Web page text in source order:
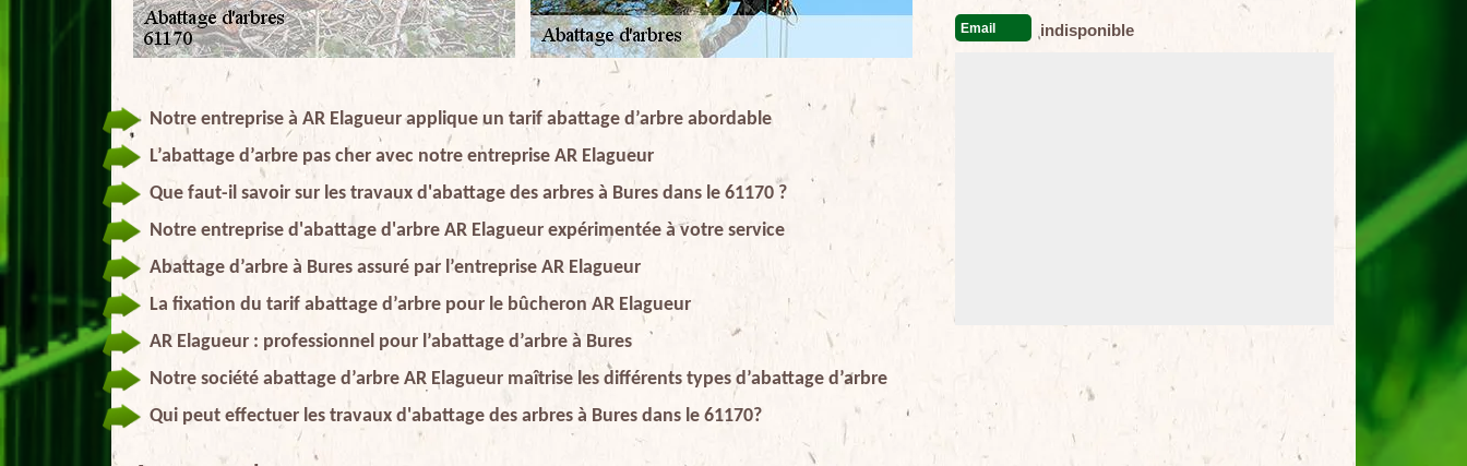
Notre entreprise à AR Elagueur applique un tarif abattage d’arbre abordable
L’abattage d’arbre pas cher avec notre entreprise AR Elagueur
Que faut-il savoir sur les travaux d'abattage des arbres à Bures dans le 61170 ?
Notre entreprise d'abattage d'arbre AR Elagueur expérimentée à votre service
Abattage d’arbre à Bures assuré par l’entreprise AR Elagueur
La fixation du tarif abattage d’arbre pour le bûcheron AR Elagueur
AR Elagueur : professionnel pour l’abattage d’arbre à Bures
Notre société abattage d’arbre AR Elagueur maîtrise les différents types d’abattage d’arbre
Qui peut effectuer les travaux d'abattage des arbres à Bures dans le 61170?
Email indisponible